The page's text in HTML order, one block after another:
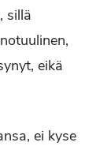
sillä
eikä
ei kyse